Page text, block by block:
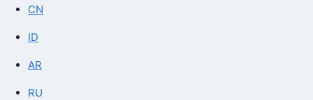
CN
ID
AR
RU